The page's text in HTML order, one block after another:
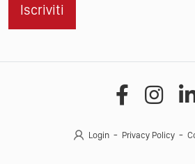
Iscriviti
Login Privacy Policy